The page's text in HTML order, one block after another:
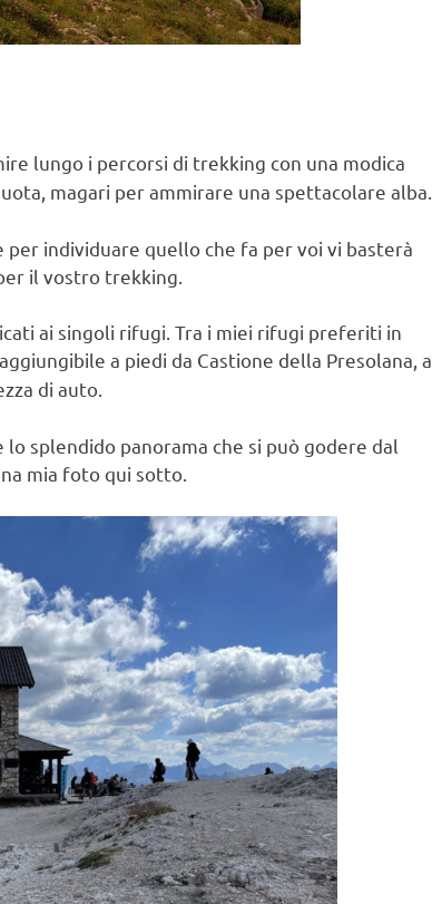
lungo i percorsi di trekking con una modica
magari per ammirare una spettacolare alba.
individuare quello che fa per voi vi basterà
il vostro trekking.
ai singoli rifugi. Tra i miei rifugi preferiti in
a piedi da Castione della Presolana, a
di auto.
splendido panorama che si può godere dal
mia foto qui sotto.